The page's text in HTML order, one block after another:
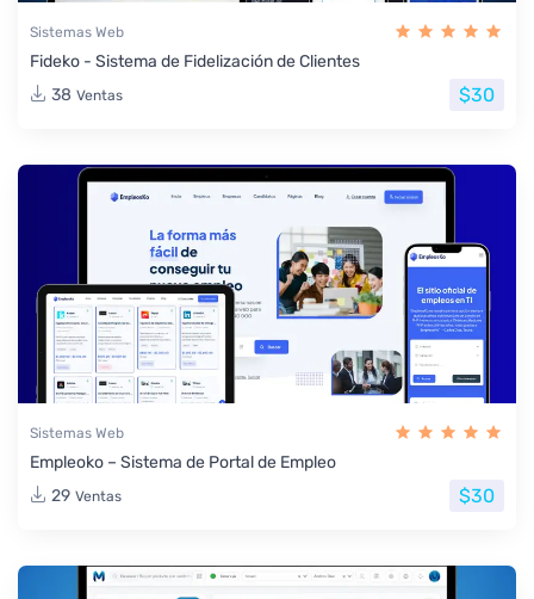
Sistemas Web
Fideko - Sistema de Fidelización de Clientes
38 Ventas $30
Sistemas Web
Empleoko – Sistema de Portal de Empleo
29 Ventas $30